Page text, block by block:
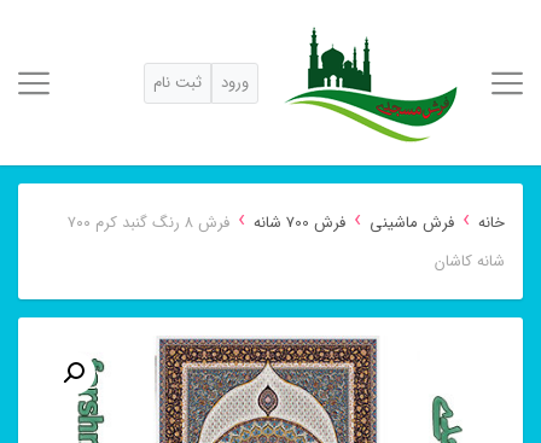
ورود ثبت نام
خانه › فرش ماشینی › فرش 700 شانه ›
فرش ۸ رنگ گنبد کرم ۷۰۰
شانه کاشان